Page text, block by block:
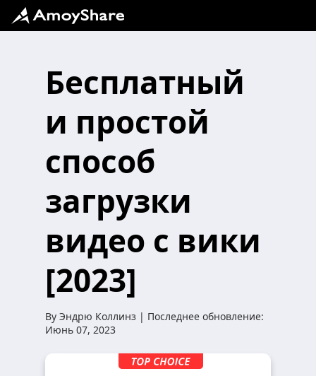
Бесплатный
и простой
способ
загрузки
видео с вики
[2023]
By Эндрю Коллинз | Последнее обновление:
Июнь 07, 2023